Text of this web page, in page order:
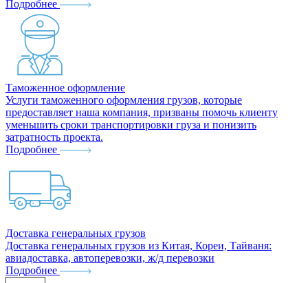
Подробнее
Таможенное оформление
Услуги таможенного оформления грузов, которые
предоставляет наша компания, призваны помочь клиенту
уменьшить сроки транспортировки груза и понизить
затратность проекта.
Подробнее
Доставка генеральных грузов
Доставка генеральных грузов из Китая, Кореи, Тайваня:
авиадоставка, автоперевозки, ж/д перевозки
Подробнее